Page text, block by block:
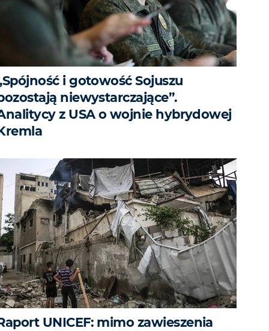
i gotowość Sojuszu
niewystarczające”.
z USA o wojnie hybrydowej
UNICEF: mimo zawieszenia